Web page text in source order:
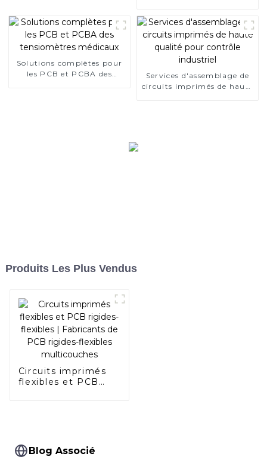
inaugurer une nouvelle ère
d'excellence en
photographie aérienne
Solutions complètes pour
les PCB et PCBA des
Services d'assemblage de
circuits imprimés de haute
Produits Les Plus Vendus
Circuits imprimés
flexibles et PCB
Blog Associé